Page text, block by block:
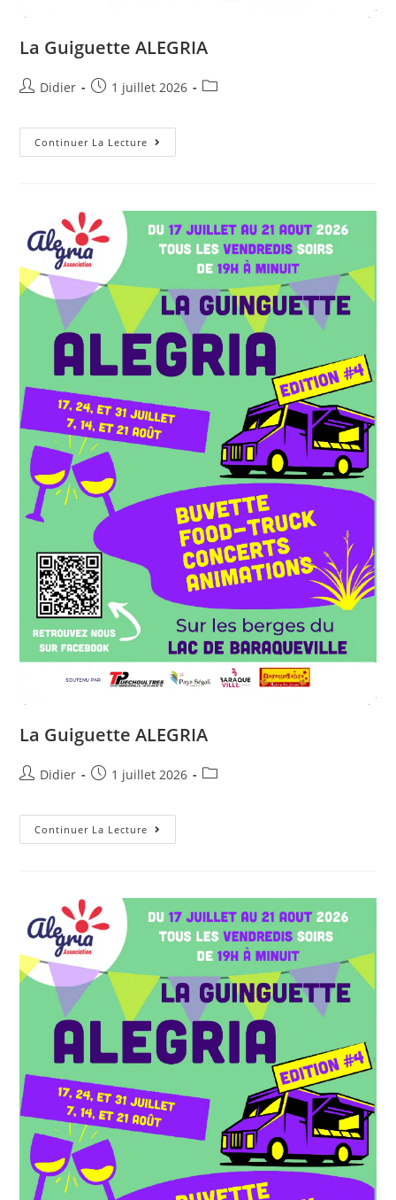
La Guiguette ALEGRIA
Didier 1 juillet 2026
Continuer La Lecture
La Guiguette ALEGRIA
Didier 1 juillet 2026
Continuer La Lecture